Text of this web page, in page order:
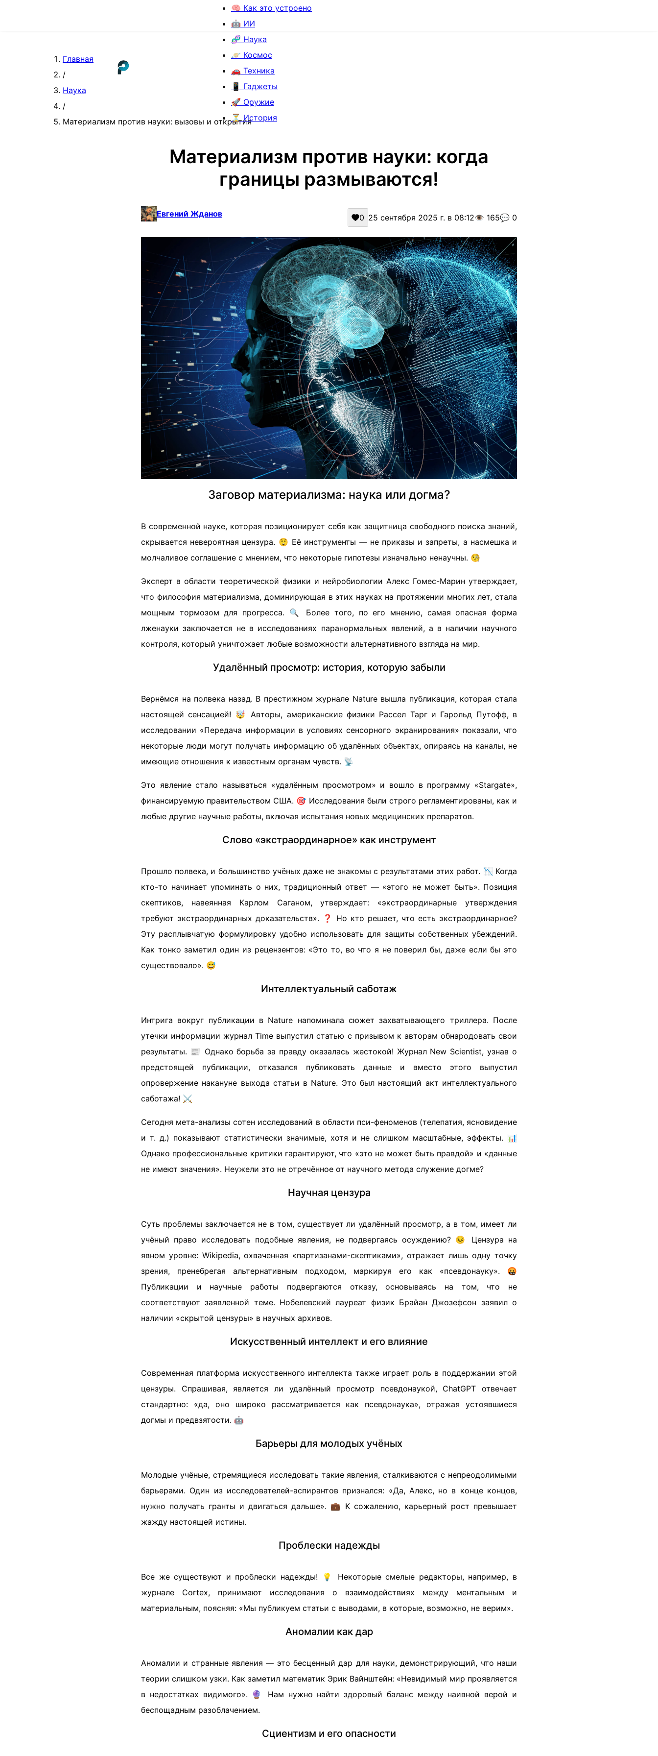
🧠 Как это устроено
🤖 ИИ
🧬 Наука
🪐 Космос
🚗 Техника
📱 Гаджеты
🚀 Оружие
⏳ История
Главная
/
Наука
/
Материализм против науки: вызовы и открытия
Материализм против науки: когда
границы размываются!
Евгений Жданов 0 25 сентября 2025 г. в 08:12👁️ 165💬 0
Заговор материализма: наука или догма?
В современной науке, которая позиционирует себя как защитница свободного поиска знаний,
скрывается невероятная цензура. 😲 Её инструменты — не приказы и запреты, а насмешка и
молчаливое соглашение с мнением, что некоторые гипотезы изначально ненаучны. 🧐
Эксперт в области теоретической физики и нейробиологии Алекс Гомес-Марин утверждает,
что философия материализма, доминирующая в этих науках на протяжении многих лет, стала
мощным тормозом для прогресса. 🔍 Более того, по его мнению, самая опасная форма
лженауки заключается не в исследованиях паранормальных явлений, а в наличии научного
контроля, который уничтожает любые возможности альтернативного взгляда на мир.
Удалённый просмотр: история, которую забыли
Вернёмся на полвека назад. В престижном журнале Nature вышла публикация, которая стала
настоящей сенсацией! 🤯 Авторы, американские физики Рассел Тарг и Гарольд Путофф, в
исследовании «Передача информации в условиях сенсорного экранирования» показали, что
некоторые люди могут получать информацию об удалённых объектах, опираясь на каналы, не
имеющие отношения к известным органам чувств. 📡
Это явление стало называться «удалённым просмотром» и вошло в программу «Stargate»,
финансируемую правительством США. 🎯 Исследования были строго регламентированы, как и
любые другие научные работы, включая испытания новых медицинских препаратов.
Слово «экстраординарное» как инструмент
Прошло полвека, и большинство учёных даже не знакомы с результатами этих работ. 📉 Когда
кто-то начинает упоминать о них, традиционный ответ — «этого не может быть». Позиция
скептиков, навеянная Карлом Саганом, утверждает: «экстраординарные утверждения
требуют экстраординарных доказательств». ❓ Но кто решает, что есть экстраординарное?
Эту расплывчатую формулировку удобно использовать для защиты собственных убеждений.
Как тонко заметил один из рецензентов: «Это то, во что я не поверил бы, даже если бы это
существовало». 😅
Интеллектуальный саботаж
Интрига вокруг публикации в Nature напоминала сюжет захватывающего триллера. После
утечки информации журнал Time выпустил статью с призывом к авторам обнародовать свои
результаты. 📰 Однако борьба за правду оказалась жестокой! Журнал New Scientist, узнав о
предстоящей публикации, отказался публиковать данные и вместо этого выпустил
опровержение накануне выхода статьи в Nature. Это был настоящий акт интеллектуального
саботажа! ⚔️
Сегодня мета-анализы сотен исследований в области пси-феноменов (телепатия, ясновидение
и т. д.) показывают статистически значимые, хотя и не слишком масштабные, эффекты. 📊
Однако профессиональные критики гарантируют, что «это не может быть правдой» и «данные
не имеют значения». Неужели это не отречённое от научного метода служение догме?
Научная цензура
Суть проблемы заключается не в том, существует ли удалённый просмотр, а в том, имеет ли
учёный право исследовать подобные явления, не подвергаясь осуждению? 😣 Цензура на
явном уровне: Wikipedia, охваченная «партизанами-скептиками», отражает лишь одну точку
зрения, пренебрегая альтернативным подходом, маркируя его как «псевдонауку». 🤬
Публикации и научные работы подвергаются отказу, основываясь на том, что не
соответствуют заявленной теме. Нобелевский лауреат физик Брайан Джозефсон заявил о
наличии «скрытой цензуры» в научных архивов.
Искусственный интеллект и его влияние
Современная платформа искусственного интеллекта также играет роль в поддержании этой
цензуры. Спрашивая, является ли удалённый просмотр псевдонаукой, ChatGPT отвечает
стандартно: «да, оно широко рассматривается как псевдонаука», отражая устоявшиеся
догмы и предвзятости. 🤖
Барьеры для молодых учёных
Молодые учёные, стремящиеся исследовать такие явления, сталкиваются с непреодолимыми
барьерами. Один из исследователей-аспирантов признался: «Да, Алекс, но в конце концов,
нужно получать гранты и двигаться дальше». 💼 К сожалению, карьерный рост превышает
жажду настоящей истины.
Проблески надежды
Все же существуют и проблески надежды! 💡 Некоторые смелые редакторы, например, в
журнале Cortex, принимают исследования о взаимодействиях между ментальным и
материальным, поясняя: «Мы публикуем статьи с выводами, в которые, возможно, не верим».
Аномалии как дар
Аномалии и странные явления — это бесценный дар для науки, демонстрирующий, что наши
теории слишком узки. Как заметил математик Эрик Вайнштейн: «Невидимый мир проявляется
в недостатках видимого». 🔮 Нам нужно найти здоровый баланс между наивной верой и
беспощадным разоблачением.
Сциентизм и его опасности